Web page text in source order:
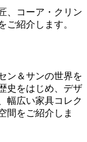
、コーア・クリン
ご紹介します。
ン＆サンの世界を
史をはじめ、デザ
幅広い家具コレク
間をご紹介しま